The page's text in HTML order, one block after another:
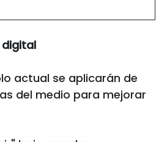
digital
actual se aplicarán de
del medio para mejorar